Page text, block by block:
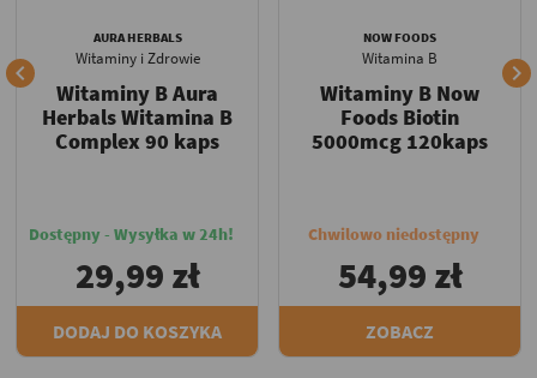

AURA HERBALS
Witaminy i Zdrowie
Witaminy B Aura
Herbals Witamina B
Complex 90 kaps
Dostępny - Wysyłka w 24h!
29,99 zł
DODAJ DO KOSZYKA
NOW FOODS
Witamina B
Witaminy B Now
Foods Biotin
5000mcg 120kaps
Chwilowo niedostępny
54,99 zł
ZOBACZ
